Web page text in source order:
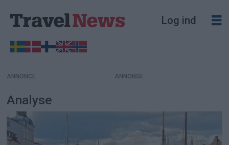
Log ind
ANNONCE
Analyse